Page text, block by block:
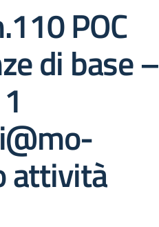
POC
di base –
attività